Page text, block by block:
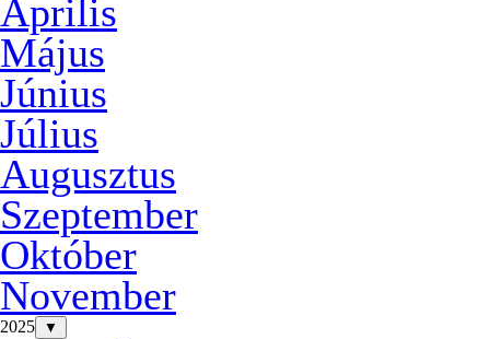
Április
Május
Június
Július
Augusztus
Szeptember
Október
November
2025 ▼